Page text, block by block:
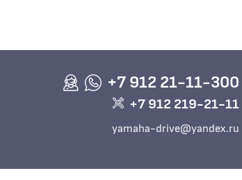
+7 912 21-11-300
+7 912 219-21-11
yamaha-drive@yandex.ru